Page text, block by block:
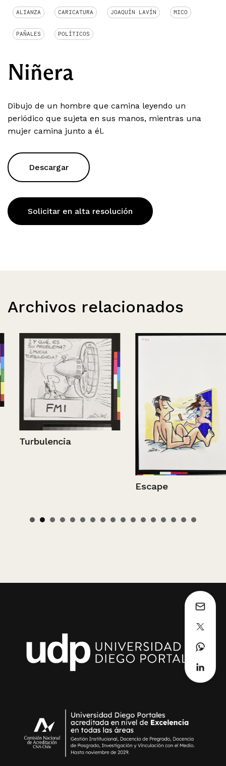
ALIANZA CARICATURA JOAQUÍN LAVÍN MICO
PAÑALES POLÍTICOS
Niñera
Dibujo de un hombre que camina leyendo un
periódico que sujeta en sus manos, mientras una
mujer camina junto a él.
Descargar
Solicitar en alta resolución
Archivos relacionados
Turbulencia
Escape